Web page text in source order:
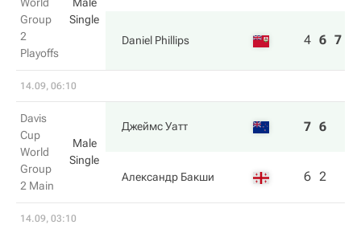
Group
2
Playoffs
Single
Daniel Phillips 4 6 7
14.09, 06:10
Davis
Cup
World
Group
2 Main
Male
Single
Джеймс Уатт 7 6
Александр Бакши 6 2
14.09, 03:10